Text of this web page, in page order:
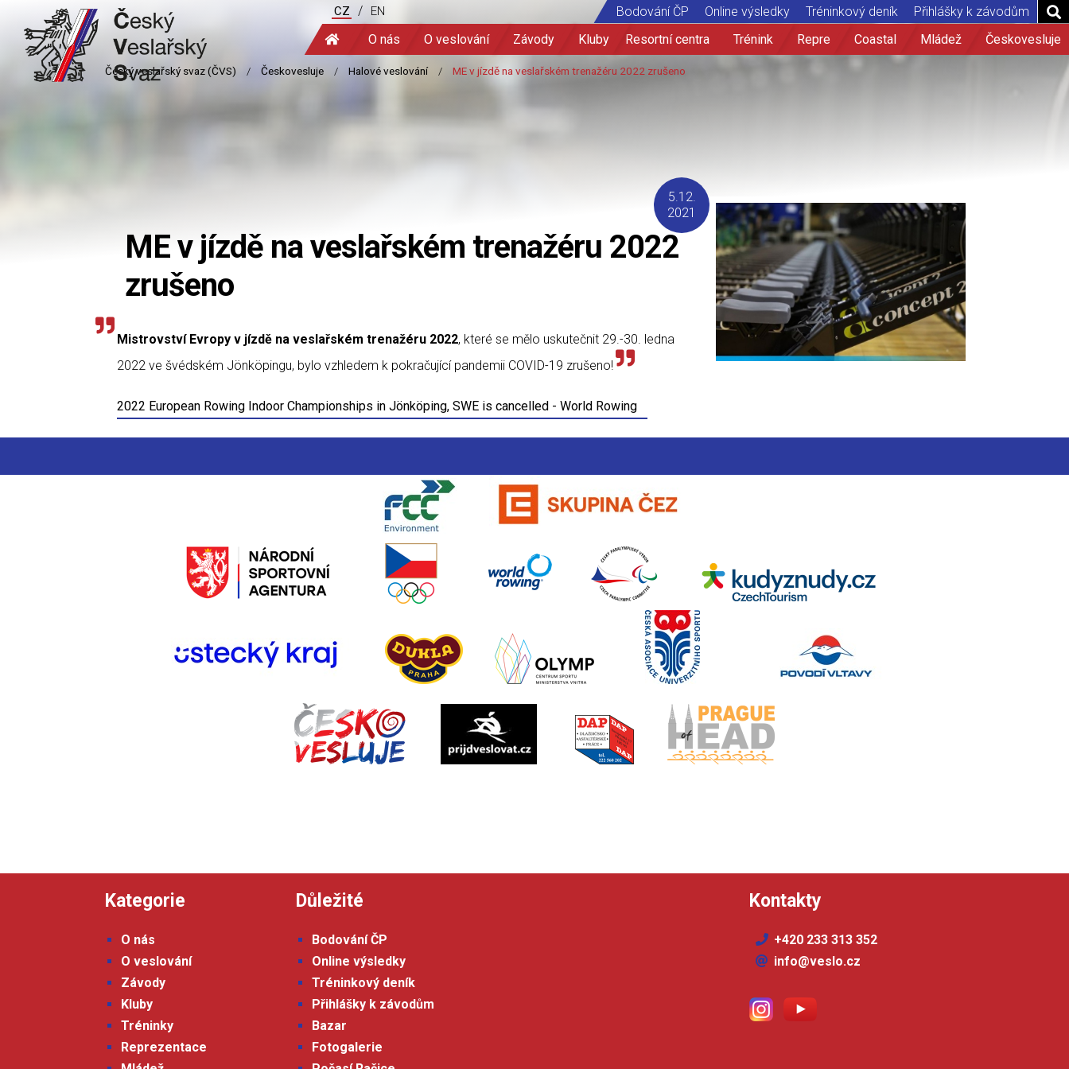
CZ / EN Bodování ČP Online výsledky Tréninkový deník
Přihlášky k závodům
O nás
O veslování Závody Kluby Resortní centra Trénink Repre Coastal Mládež Českovesluje
ME v jízdě na veslařském trenažéru 2022
zrušeno
5.12.
2021
Mistrovství Evropy v jízdě na veslařském trenažéru 2022, které se mělo uskutečnit 29.-30. ledna
2022 ve švédském Jönköpingu, bylo vzhledem k pokračující pandemii COVID-19 zrušeno!
2022 European Rowing Indoor Championships in Jönköping, SWE is cancelled - World Rowing
Kategorie
O nás
O veslování
Závody
Kluby
Tréninky
Reprezentace
Důležité
Bodování ČP
Online výsledky
Tréninkový deník
Přihlášky k závodům
Bazar
Fotogalerie
Kontakty
+420 233 313 352
info@veslo.cz